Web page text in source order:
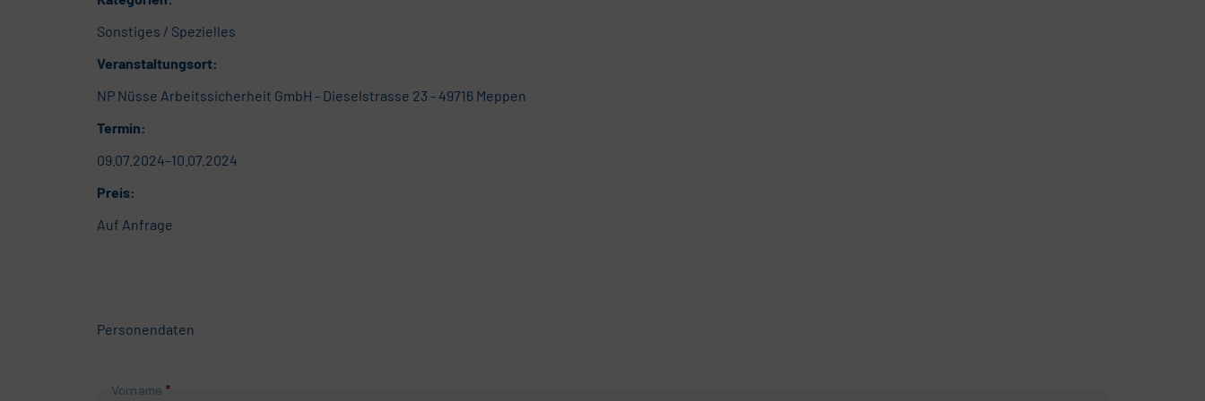
Sonstiges / Spezielles
Veranstaltungsort:
NP Nüsse Arbeitssicherheit GmbH - Dieselstrasse 23 - 49716 Meppen
Termin:
09.07.2024–10.07.2024
Preis:
Auf Anfrage
Personendaten
Pflichtfeld
Vorname *